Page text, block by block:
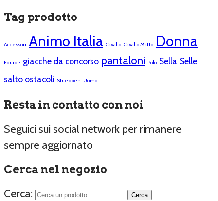
Tag prodotto
Accessori Animo Italia Cavallo Cavallo Matto Donna
Equipe giacche da concorso pantaloni Polo Sella Selle
salto ostacoli Stuebben Uomo
Resta in contatto con noi
Seguici sui social network per rimanere
sempre aggiornato
Cerca nel negozio
Cerca: